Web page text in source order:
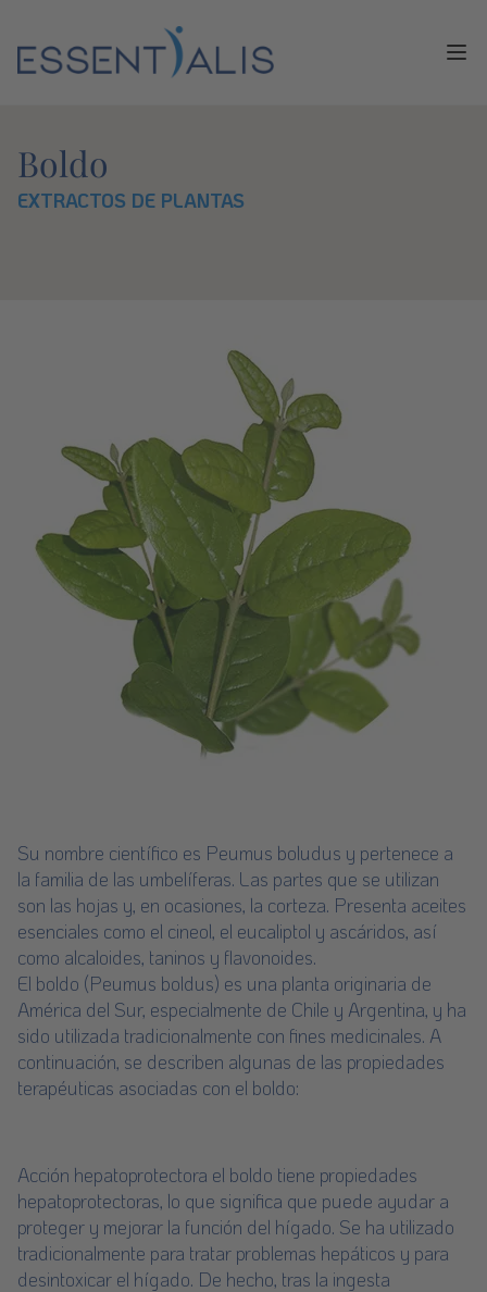
Boldo
EXTRACTOS DE PLANTAS
Su nombre científico es Peumus boludus y pertenece a
la familia de las umbelíferas. Las partes que se utilizan
son las hojas y, en ocasiones, la corteza. Presenta aceites
esenciales como el cineol, el eucaliptol y ascáridos, así
como alcaloides, taninos y flavonoides.
El boldo (Peumus boldus) es una planta originaria de
América del Sur, especialmente de Chile y Argentina, y ha
sido utilizada tradicionalmente con fines medicinales. A
continuación, se describen algunas de las propiedades
terapéuticas asociadas con el boldo:
Acción hepatoprotectora el boldo tiene propiedades
hepatoprotectoras, lo que significa que puede ayudar a
proteger y mejorar la función del hígado. Se ha utilizado
tradicionalmente para tratar problemas hepáticos y para
desintoxicar el hígado. De hecho, tras la ingesta